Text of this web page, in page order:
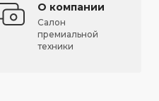
О компании
Салон
премиальной
техники